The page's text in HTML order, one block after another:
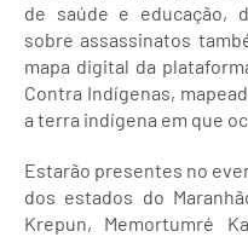
de saúde e educação,
sobre assassinatos
mapa digital da
Contra Indígenas,
a terra indígena em que
Estarão presentes no
dos estados do
Krepun, Memortumré